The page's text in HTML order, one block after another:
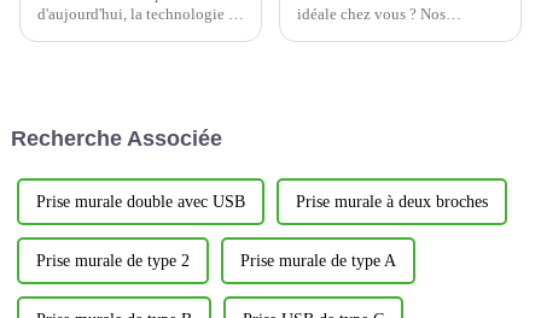
d'aujourd'hui, la technologie a
fonctionnalités inégalées.
idéale chez vous ? Nos
Recherche Associée
Prise murale double avec USB Prise murale à deux broches
Prise murale de type 2 Prise murale de type A